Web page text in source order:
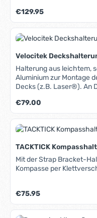
kleineren Booten (Jolle,
vertikal, horizontal oder
schlagfeste Kunststoff
besonders robust. Konische Rose, senkrecht und
jeweils 6 Ziffern) auf dem
Vollkardanische
Steuerstriche. Sechs
Halterung erlaubt eine
die Funktionsweise eines
Regulärer Preis:
€129.95
Velocitek
Halterung aus leichtem,
Aluminium zur Montage
Decks (z.B. Laser®). An
Aussparungen geführt
die im Lieferumfang
Druckverschluss-
eine Schraubmontage
Regulärer Preis:
€79.00
TACKTICK
Mit der Strap Bracket-
Kompasse
Regulärer Preis:
€75.95